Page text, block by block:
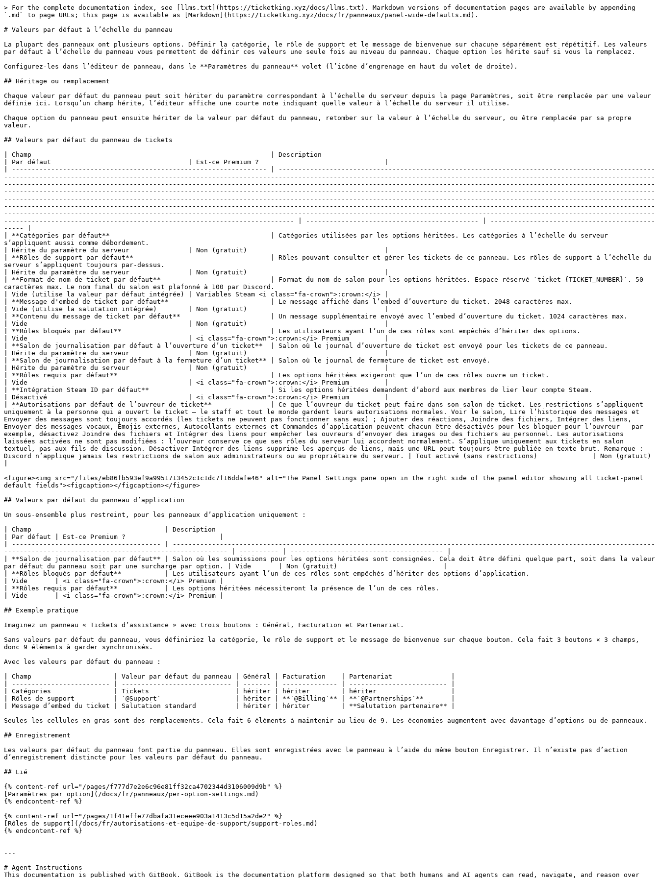
> For the complete documentation index, see [llms.txt](https://ticketking.xyz/docs/llms.txt). Markdown versions of documentation pages are available by appending `.md` to page URLs; this page is available as [Markdown](https://ticketking.xyz/docs/fr/panneaux/panel-wide-defaults.md).

# Valeurs par défaut à l’échelle du panneau

La plupart des panneaux ont plusieurs options. Définir la catégorie, le rôle de support et le message de bienvenue sur chacune séparément est répétitif. Les valeurs par défaut à l’échelle du panneau vous permettent de définir ces valeurs une seule fois au niveau du panneau. Chaque option les hérite sauf si vous la remplacez.

Configurez-les dans l’éditeur de panneau, dans le **Paramètres du panneau** volet (l’icône d’engrenage en haut du volet de droite).

## Héritage ou remplacement

Chaque valeur par défaut du panneau peut soit hériter du paramètre correspondant à l’échelle du serveur depuis la page Paramètres, soit être remplacée par une valeur définie ici. Lorsqu’un champ hérite, l’éditeur affiche une courte note indiquant quelle valeur à l’échelle du serveur il utilise.

Chaque option du panneau peut ensuite hériter de la valeur par défaut du panneau, retomber sur la valeur à l’échelle du serveur, ou être remplacée par sa propre valeur.

## Valeurs par défaut du panneau de tickets

| Champ                                                             | Description                                                                                                                                                                                                                                                                                                                                                                                                                                                                                                                                                                                                                                                                                                                                                                                                                                                                                                                                                                                                                                                                                                                                                                                                    | Par défaut                                   | Est-ce Premium ?                                |
| ----------------------------------------------------------------- | -------------------------------------------------------------------------------------------------------------------------------------------------------------------------------------------------------------------------------------------------------------------------------------------------------------------------------------------------------------------------------------------------------------------------------------------------------------------------------------------------------------------------------------------------------------------------------------------------------------------------------------------------------------------------------------------------------------------------------------------------------------------------------------------------------------------------------------------------------------------------------------------------------------------------------------------------------------------------------------------------------------------------------------------------------------------------------------------------------------------------------------------------------------------------------------------------------------- | -------------------------------------------- | ----------------------------------------------- |
| **Catégories par défaut**                                         | Catégories utilisées par les options héritées. Les catégories à l’échelle du serveur s’appliquent aussi comme débordement.                                                                                                                                                                                                                                                                                                                                                                                                                                                                                                                                                                                                                                                                                                                                                                                                                                                                                                                                                                                                                                                                                     | Hérite du paramètre du serveur               | Non (gratuit)                                   |
| **Rôles de support par défaut**                                   | Rôles pouvant consulter et gérer les tickets de ce panneau. Les rôles de support à l’échelle du serveur s’appliquent toujours par-dessus.                                                                                                                                                                                                                                                                                                                                                                                                                                                                                                                                                                                                                                                                                                                                                                                                                                                                                                                                                                                                                                                                      | Hérite du paramètre du serveur               | Non (gratuit)                                   |
| **Format de nom de ticket par défaut**                            | Format du nom de salon pour les options héritées. Espace réservé `ticket-{TICKET_NUMBER}`. 50 caractères max. Le nom final du salon est plafonné à 100 par Discord.                                                                                                                                                                                                                                                                                                                                                                                                                                                                                                                                                                                                                                                                                                                                                                                                                                                                                                                                                                                                                                            | Vide (utilise la valeur par défaut intégrée) | Variables Steam <i class="fa-crown">:crown:</i> |
| **Message d'embed de ticket par défaut**                          | Le message affiché dans l’embed d’ouverture du ticket. 2048 caractères max.                                                                                                                                                                                                                                                                                                                                                                                                                                                                                                                                                                                                                                                                                                                                                                                                                                                                                                                                                                                                                                                                                                                                    | Vide (utilise la salutation intégrée)        | Non (gratuit)                                   |
| **Contenu du message de ticket par défaut**                       | Un message supplémentaire envoyé avec l’embed d’ouverture du ticket. 1024 caractères max.